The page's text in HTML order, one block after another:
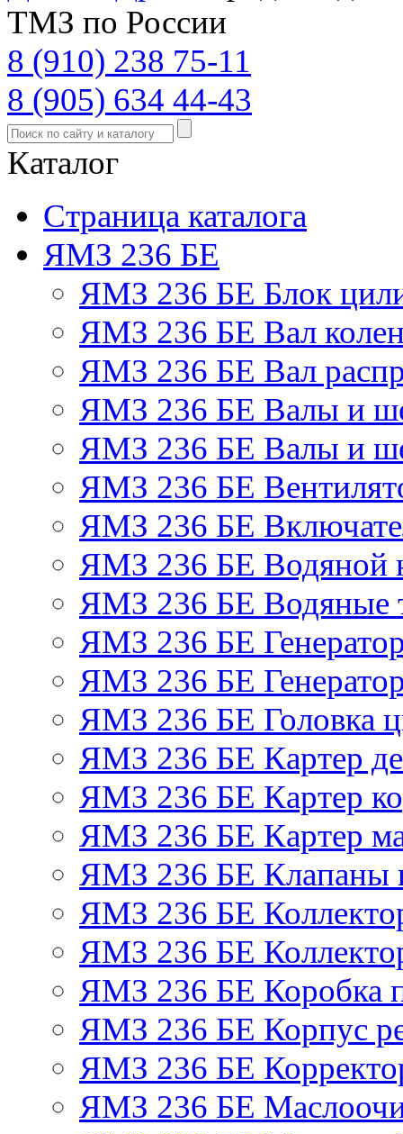
ТМЗ по России
8 (910) 238 75-11
8 (905) 634 44-43
Каталог
Страница каталога
ЯМЗ 236 БЕ
ЯМЗ 236 БЕ Блок
ЯМЗ 236 БЕ Вал
ЯМЗ 236 БЕ Вал
ЯМЗ 236 БЕ Валы и
ЯМЗ 236 БЕ Валы и
ЯМЗ 236 БЕ
ЯМЗ 236 БЕ
ЯМЗ 236 БЕ Водяной
ЯМЗ 236 БЕ Водяные
ЯМЗ 236 БЕ
ЯМЗ 236 БЕ
ЯМЗ 236 БЕ Головка
ЯМЗ 236 БЕ Картер
ЯМЗ 236 БЕ Картер
ЯМЗ 236 БЕ Картер
ЯМЗ 236 БЕ Клапаны
ЯМЗ 236 БЕ
ЯМЗ 236 БЕ
ЯМЗ 236 БЕ Коробка
ЯМЗ 236 БЕ Корпус
ЯМЗ 236 БЕ
ЯМЗ 236 БЕ